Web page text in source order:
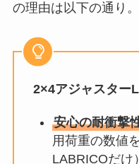
の理由は以下の通り。
2×4アジャスター
安心の耐衝撃
用荷重の数値
LABRICOだけ）